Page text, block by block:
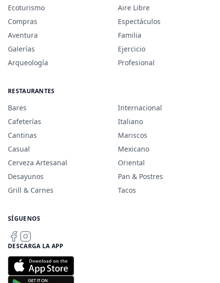
Ecoturismo
Compras
Aventura
Galerías
Arqueología
Aire Libre
Espectáculos
Familia
Ejercicio
Profesional
RESTAURANTES
Bares
Cafeterías
Cantinas
Casual
Cerveza Artesanal
Desayunos
Grill & Carnes
Internacional
Italiano
Mariscos
Mexicano
Oriental
Pan & Postres
Tacos
SÍGUENOS
DESCARGA LA APP